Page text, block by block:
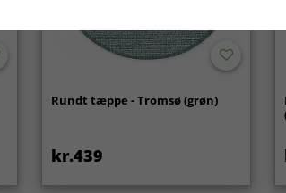
Rundt tæppe - Tromsø (grøn)
kr.439